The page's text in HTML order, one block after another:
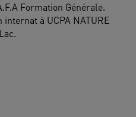
Formation Générale.
à UCPA NATURE